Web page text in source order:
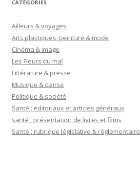
CATÉGORIES
Ailleurs & voyages
Arts plastiques, peinture & mode
Cinéma & image
Les Fleurs du mal
Littérature & presse
Musique & danse
Politique & société
Santé : éditoriaux et articles généraux
santé : présentation de livres et films
Santé : rubrique législative & réglementaire